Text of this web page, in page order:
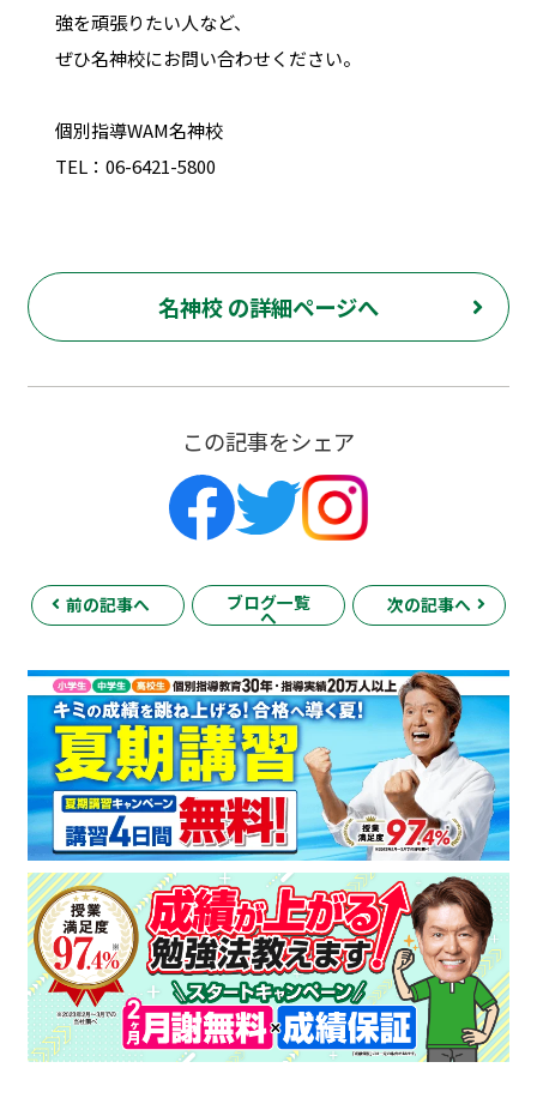
強を頑張りたい人など、
ぜひ名神校にお問い合わせください。
個別指導WAM名神校
TEL：06-6421-5800
名神校 の詳細ページへ
この記事をシェア
前の記事へ ブログ一覧
へ
次の記事へ